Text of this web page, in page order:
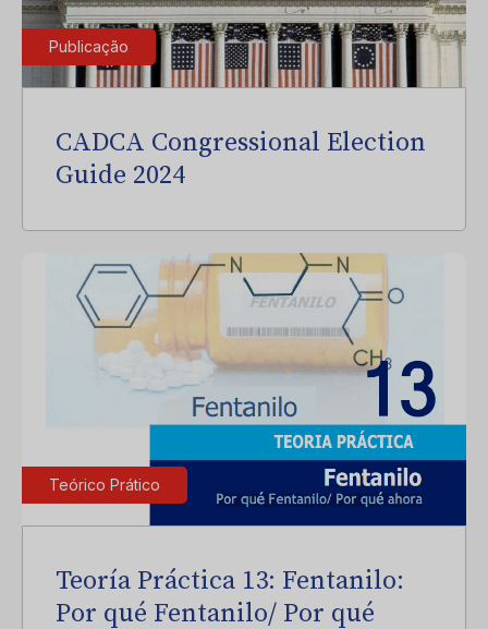
Publicação
CADCA Congressional Election
Guide 2024
Teórico Prático
Teoría Práctica 13: Fentanilo:
Por qué Fentanilo/ Por qué